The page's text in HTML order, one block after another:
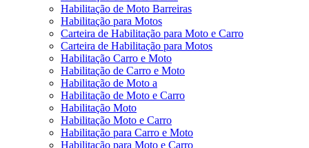
Habilitação de Moto Barreiras
Habilitação para Motos
Carteira de Habilitação para Moto e Carro
Carteira de Habilitação para Motos
Habilitação Carro e Moto
Habilitação de Carro e Moto
Habilitação de Moto a
Habilitação de Moto e Carro
Habilitação Moto
Habilitação Moto e Carro
Habilitação para Carro e Moto
Habilitação para Moto e Carro